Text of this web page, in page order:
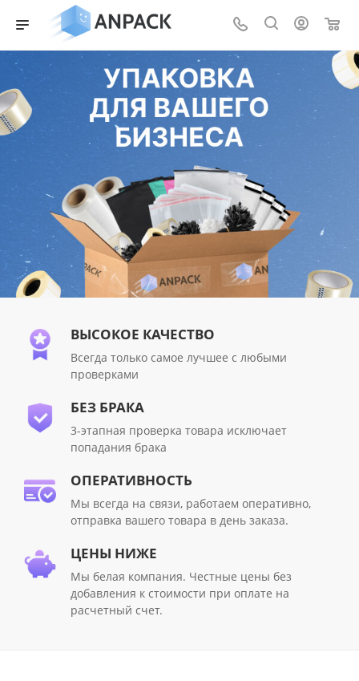
0
ВЫСОКОЕ КАЧЕСТВО
Всегда только самое лучшее с любыми
проверками
БЕЗ БРАКА
3-этапная проверка товара исключает
попадания брака
ОПЕРАТИВНОСТЬ
Мы всегда на связи, работаем оперативно,
отправка вашего товара в день заказа.
ЦЕНЫ НИЖЕ
Мы белая компания. Честные цены без
добавления к стоимости при оплате на
расчетный счет.